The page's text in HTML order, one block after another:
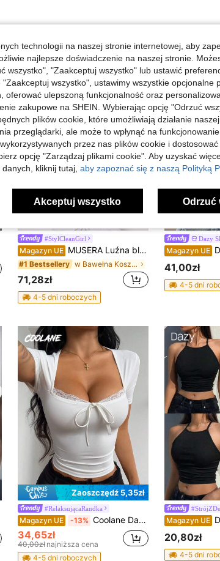
#StylCleanGirl
Magazyn UE MUSERA Luźna bluzka z długim rękawem, swobodna, kapsułowa garderoba, codzienna, oversize'owa, na lotnisko, elegancka, na wakacje, wiosna/lato
#1 Bestsellery w Bawełna Koszulki damskie
71,28zł
4-5 dni roboczych
Dazy
Magazyn UE
41,00zł
4-5 dni
Zaoszczędź 5,35zł
#RelaksującaRandka
Magazyn UE -13% Coolane Damska letnia, seksowna, wychodząca koszulka z kokardą i kontrastową koronką w kolorze białym z kwadratowym dekoltem
34,65zł
40,00zł najniższa cena
4-5 dni roboczych
Magazyn UE DAZY
20,80zł
4-5 dni
technologii na naszej stronie internetowej, aby
najlepsze doświadczenie na naszej stronie.
wszystko", "Zaakceptuj wszystko" lub ustawić
wszystko", ustawimy wszystkie opcjonalne
oferować ulepszoną funkcjonalność oraz
zakupowe na SHEIN. Wybierając opcję "Odrzuć
plików cookie, które umożliwiają działanie
przeglądarki, ale może to wpłynąć na
przez nas plików cookie i
opcję "Zarządzaj plikami cookie". Aby uzyskać
kliknij tutaj, aby zapoznać się z naszą Polityką
Akceptuj wszystko Odrzuć